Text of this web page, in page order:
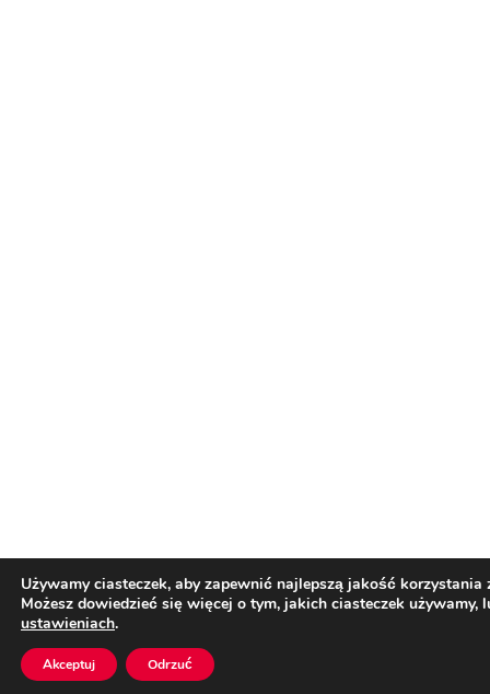
Używamy ciasteczek, aby zapewnić najlepszą jakość korzystania
Możesz dowiedzieć się więcej o tym, jakich ciasteczek używamy,
ustawieniach.
Akceptuj Odrzuć